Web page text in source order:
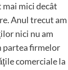
mici decât
Anul trecut am
nici nu am
partea firmelor
comerciale la